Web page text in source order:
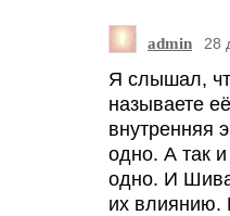
admin 28
Я слышал,
называете
внутренняя
одно. А так
одно. И
их влиянию.